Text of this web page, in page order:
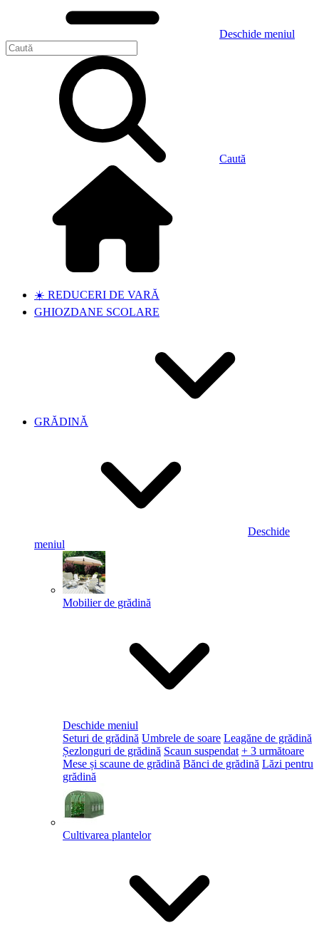
Deschide meniul
Caută
☀️ REDUCERI DE VARĂ
GHIOZDANE SCOLARE
GRĂDINĂ
Deschide
meniul
Mobilier de grădină
Deschide meniul
Seturi de grădină Umbrele de soare Leagăne de grădină
Șezlonguri de grădină Scaun suspendat + 3 următoare
Mese și scaune de grădină Bănci de grădină Lăzi pentru
grădină
Cultivarea plantelor